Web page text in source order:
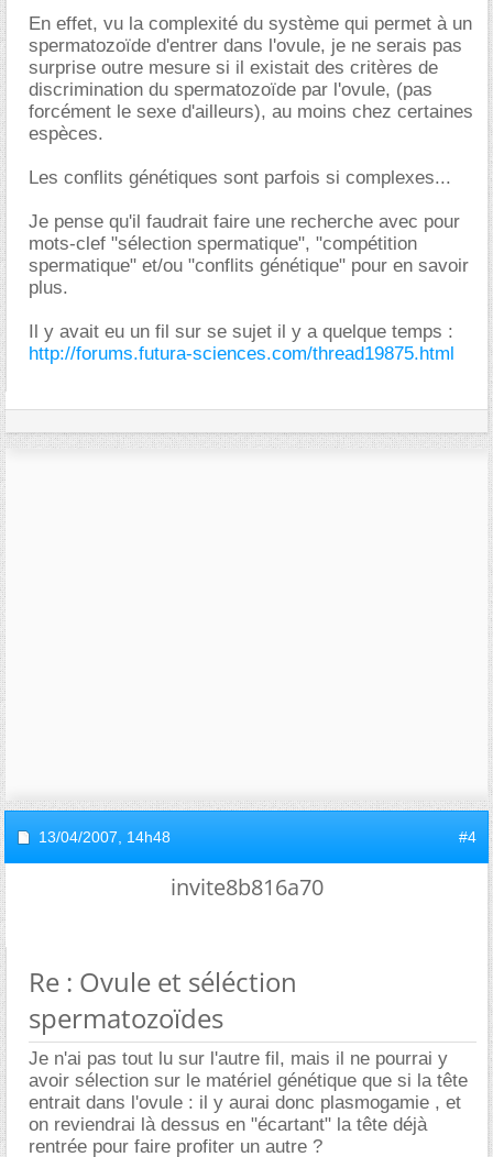
En effet, vu la complexité du système qui permet à un
spermatozoïde d'entrer dans l'ovule, je ne serais pas
surprise outre mesure si il existait des critères de
discrimination du spermatozoïde par l'ovule, (pas
forcément le sexe d'ailleurs), au moins chez certaines
espèces.
Les conflits génétiques sont parfois si complexes...
Je pense qu'il faudrait faire une recherche avec pour
mots-clef "sélection spermatique", "compétition
spermatique" et/ou "conflits génétique" pour en savoir
plus.
Il y avait eu un fil sur se sujet il y a quelque temps :
http://forums.futura-sciences.com/thread19875.html
13/04/2007, 14h48 #4
invite8b816a70
Re : Ovule et séléction
spermatozoïdes
Je n'ai pas tout lu sur l'autre fil, mais il ne pourrai y
avoir sélection sur le matériel génétique que si la tête
entrait dans l'ovule : il y aurai donc plasmogamie , et
on reviendrai là dessus en "écartant" la tête déjà
rentrée pour faire profiter un autre ?